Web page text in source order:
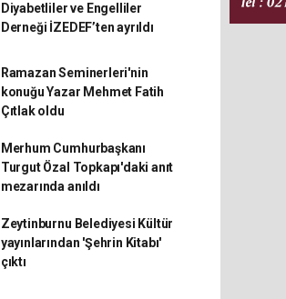
Diyabetliler ve Engelliler
Derneği İZEDEF’ten ayrıldı
Ramazan Seminerleri'nin
konuğu Yazar Mehmet Fatih
Çıtlak oldu
Merhum Cumhurbaşkanı
Turgut Özal Topkapı'daki anıt
mezarında anıldı
Zeytinburnu Belediyesi Kültür
yayınlarından 'Şehrin Kitabı'
çıktı